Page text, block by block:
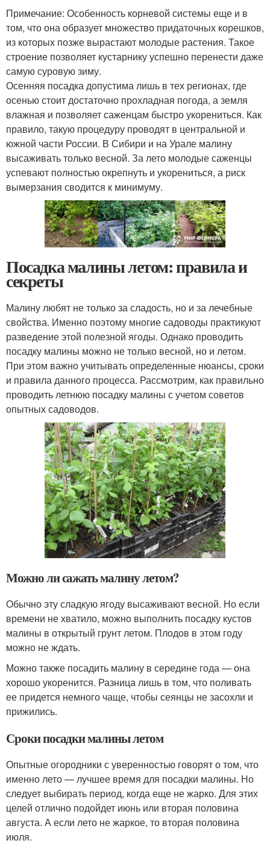
Примечание: Особенность корневой системы еще и в
том, что она образует множество придаточных корешков,
из которых позже вырастают молодые растения. Такое
строение позволяет кустарнику успешно перенести даже
самую суровую зиму.
Осенняя посадка допустима лишь в тех регионах, где
осенью стоит достаточно прохладная погода, а земля
влажная и позволяет саженцам быстро укорениться. Как
правило, такую процедуру проводят в центральной и
южной части России. В Сибири и на Урале малину
высаживать только весной. За лето молодые саженцы
успевают полностью окрепнуть и укорениться, а риск
вымерзания сводится к минимуму.
Посадка малины летом: правила и
секреты
Малину любят не только за сладость, но и за лечебные
свойства. Именно поэтому многие садоводы практикуют
разведение этой полезной ягоды. Однако проводить
посадку малины можно не только весной, но и летом.
При этом важно учитывать определенные нюансы, сроки
и правила данного процесса. Рассмотрим, как правильно
проводить летнюю посадку малины с учетом советов
опытных садоводов.
Можно ли сажать малину летом?
Обычно эту сладкую ягоду высаживают весной. Но если
времени не хватило, можно выполнить посадку кустов
малины в открытый грунт летом. Плодов в этом году
можно не ждать.
Можно также посадить малину в середине года — она
хорошо укоренится. Разница лишь в том, что поливать
ее придется немного чаще, чтобы сеянцы не засохли и
прижились.
Сроки посадки малины летом
Опытные огородники с уверенностью говорят о том, что
именно лето — лучшее время для посадки малины. Но
следует выбирать период, когда еще не жарко. Для этих
целей отлично подойдет июнь или вторая половина
августа. А если лето не жаркое, то вторая половина
июля.